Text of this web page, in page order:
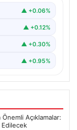
▲ +0.06%
▲ +0.12%
▲ +0.30%
▲ +0.95%
Açıklamalar: